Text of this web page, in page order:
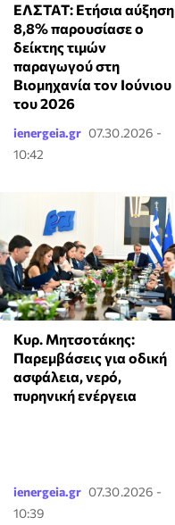
ΕΛΣΤΑΤ: Ετήσια αύξηση
8,8% παρουσίασε ο
δείκτης τιμών
παραγωγού στη
Βιομηχανία τον Ιούνιου
του 2026
ienergeia.gr 07.30.2026 -
10:42
Κυρ. Μητσοτάκης:
Παρεμβάσεις για οδική
ασφάλεια, νερό,
πυρηνική ενέργεια
ienergeia.gr 07.30.2026 -
10:39